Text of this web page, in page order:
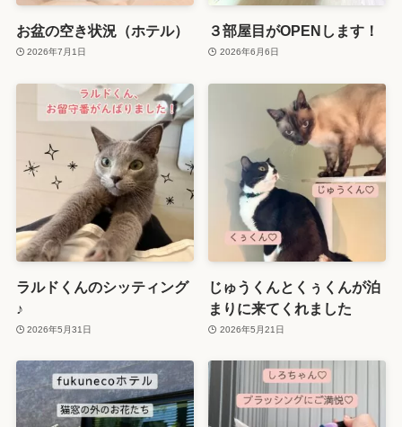
お盆の空き状況（ホテル）
2026年7月1日
３部屋目がOPENします！
2026年6月6日
ラルドくんのシッティング
♪
2026年5月31日
じゅうくんとくぅくんが泊
まりに来てくれました
2026年5月21日